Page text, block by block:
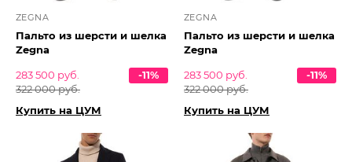
ZEGNA
Пальто из шерсти и шелка
Zegna
283 500 руб.
322 000 руб.
-11%
Купить на ЦУМ
ZEGNA
Пальто из шерсти и шелка
Zegna
283 500 руб.
322 000 руб.
-11%
Купить на ЦУМ